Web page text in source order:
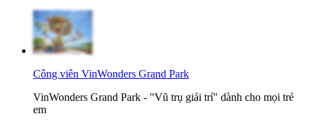
Công viên VinWonders Grand Park
VinWonders Grand Park - "Vũ trụ giải trí" dành cho mọi trẻ
em